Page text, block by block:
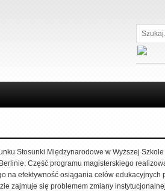
Szukaj...
Stosunki Międzynarodowe w Wyższej
Część programu magisterskiego
na efektywność osiągania celów
zajmuje się problemem zmiany